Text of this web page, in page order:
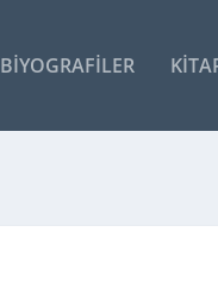
BIYOGRAFILER